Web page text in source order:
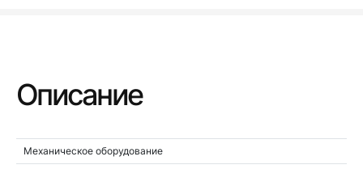
Описание
Механическое оборудование